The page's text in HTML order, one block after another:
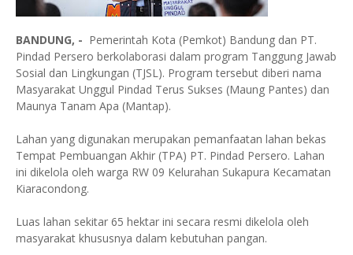
BANDUNG, - Pemerintah Kota (Pemkot) Bandung dan PT.
Pindad Persero berkolaborasi dalam program Tanggung Jawab
Sosial dan Lingkungan (TJSL). Program tersebut diberi nama
Masyarakat Unggul Pindad Terus Sukses (Maung Pantes) dan
Maunya Tanam Apa (Mantap).
Lahan yang digunakan merupakan pemanfaatan lahan bekas
Tempat Pembuangan Akhir (TPA) PT. Pindad Persero. Lahan
ini dikelola oleh warga RW 09 Kelurahan Sukapura Kecamatan
Kiaracondong.
Luas lahan sekitar 65 hektar ini secara resmi dikelola oleh
masyarakat khususnya dalam kebutuhan pangan.